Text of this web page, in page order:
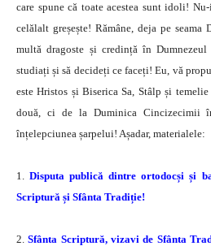
care spune că toate acestea sunt idoli!
celălalt greșește! Rămâne, deja pe
multă dragoste și credință în
studiați și să decideți ce faceți! Eu, vă
este Hristos și Biserica Sa, Stâlp și
două, ci de la Duminica Cincizecimii
înțelepciunea șarpelui! Așadar, materialele:
1. Disputa publică dintre ortodocși și
Scriptură și Sfânta Tradiție!
2.Sfânta Scriptură, vizavi de Sfânta